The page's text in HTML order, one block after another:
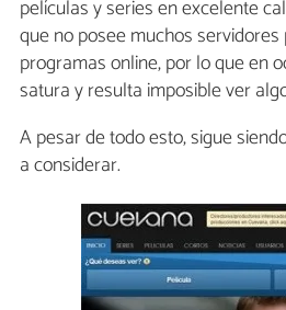
películas y series en excelente
que no posee muchos
programas online, por lo que en
satura y resulta imposible ver
A pesar de todo esto, sigue
a considerar.